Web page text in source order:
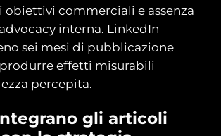
obiettivi commerciali e assenza
interna. LinkedIn
sei mesi di pubblicazione
effetti misurabili
percepita.
gli articoli